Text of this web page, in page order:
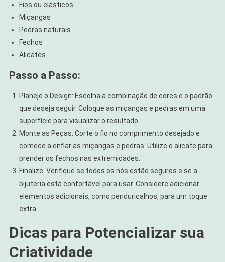
Fios ou elásticos
Miçangas
Pedras naturais
Fechos
Alicates
Passo a Passo:
Planeje o Design: Escolha a combinação de cores e o padrão
que deseja seguir. Coloque as miçangas e pedras em uma
superfície para visualizar o resultado.
Monte as Peças: Corte o fio no comprimento desejado e
comece a enfiar as miçangas e pedras. Utilize o alicate para
prender os fechos nas extremidades.
Finalize: Verifique se todos os nós estão seguros e se a
bijuteria está confortável para usar. Considere adicionar
elementos adicionais, como penduricalhos, para um toque
extra.
Dicas para Potencializar sua
Criatividade